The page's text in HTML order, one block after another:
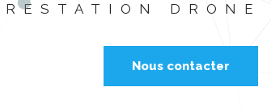
DRONE
Nous contacter